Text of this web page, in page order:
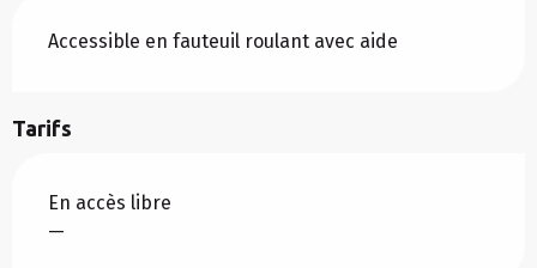
Accessible en fauteuil roulant avec aide
Tarifs
En accès libre
—